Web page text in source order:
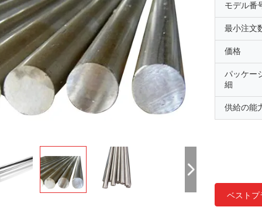
モデル番
最小注文
価格
パッケー
細
供給の能
ベストプ